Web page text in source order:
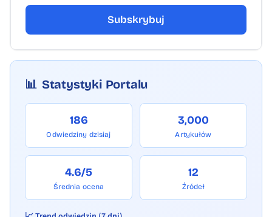
Subskrybuj
📊 Statystyki Portalu
186
Odwiedziny dzisiaj
3,000
Artykułów
4.6/5
Średnia ocena
12
Źródeł